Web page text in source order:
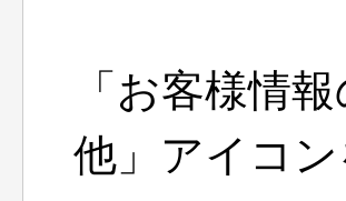
「お客様情
他」アイコ